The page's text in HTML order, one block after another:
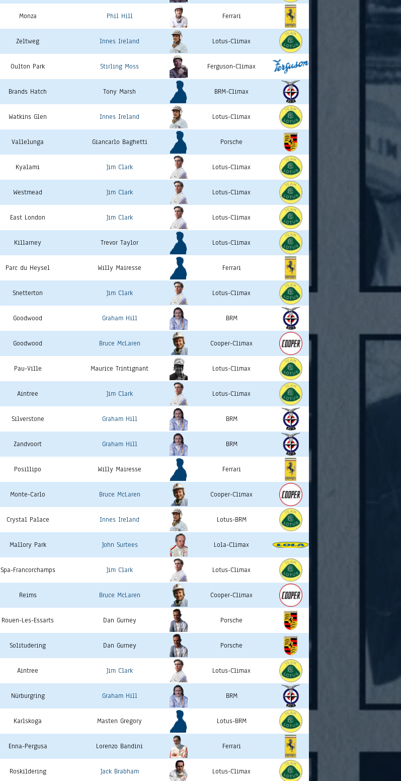
Monza Phil Hill Ferrari
Zeltweg Innes Ireland Lotus-Climax
Oulton Park Stirling Moss Ferguson-Climax
Brands Hatch Tony Marsh BRM-Climax
Watkins Glen Innes Ireland Lotus-Climax
Vallelunga Giancarlo Baghetti Porsche
Kyalami Jim Clark Lotus-Climax
Westmead Jim Clark Lotus-Climax
East London Jim Clark Lotus-Climax
Killarney Trevor Taylor Lotus-Climax
Parc du Heysel Willy Mairesse Ferrari
Snetterton Jim Clark Lotus-Climax
Goodwood Graham Hill BRM
Goodwood Bruce McLaren Cooper-Climax
Pau-Ville Maurice Trintignant Lotus-Climax
Aintree Jim Clark Lotus-Climax
Silverstone Graham Hill BRM
Zandvoort Graham Hill BRM
Posillipo Willy Mairesse Ferrari
Monte-Carlo Bruce McLaren Cooper-Climax
Crystal Palace Innes Ireland Lotus-BRM
Mallory Park John Surtees Lola-Climax
Spa-Francorchamps Jim Clark Lotus-Climax
Reims Bruce McLaren Cooper-Climax
Rouen-Les-Essarts Dan Gurney Porsche
Solitudering Dan Gurney Porsche
Aintree Jim Clark Lotus-Climax
Nürburgring Graham Hill BRM
Karlskoga Masten Gregory Lotus-BRM
Enna-Pergusa Lorenzo Bandini Ferrari
Roskildering Jack Brabham Lotus-Climax